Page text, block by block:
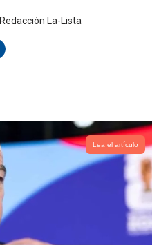
Redacción La-Lista
Lea el artículo